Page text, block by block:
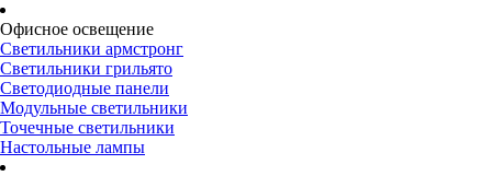
Офисное освещение
Светильники армстронг
Светильники грильято
Светодиодные панели
Модульные светильники
Точечные светильники
Настольные лампы